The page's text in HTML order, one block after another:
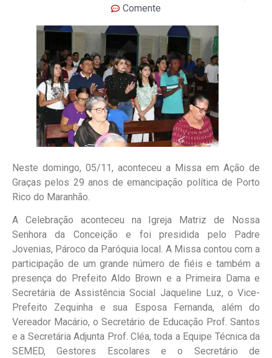
Comente
Neste domingo, 05/11, aconteceu a Missa em Ação de
Graças pelos 29 anos de emancipação política de Porto
Rico do Maranhão.
A Celebração aconteceu na Igreja Matriz de Nossa
Senhora da Conceição e foi presidida pelo Padre
Jovenias, Pároco da Paróquia local. A Missa contou com a
participação de um grande número de fiéis e também a
presença do Prefeito Aldo Brown e a Primeira Dama e
Secretária de Assistência Social Jaqueline Luz, o Vice-
Prefeito Zequinha e sua Esposa Fernanda, além do
Vereador Macário, o Secretário de Educação Prof. Santos
e a Secretária Adjunta Prof. Cléa, toda a Equipe Técnica da
SEMED, Gestores Escolares e o Secretário de